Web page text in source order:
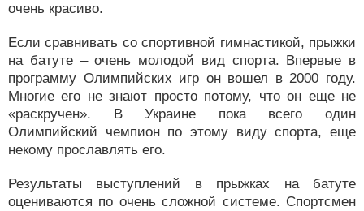
очень красиво.
Если сравнивать со спортивной гимнастикой, прыжки
на батуте – очень молодой вид спорта. Впервые в
программу Олимпийских игр он вошел в 2000 году.
Многие его не знают просто потому, что он еще не
«раскручен». В Украине пока всего один
Олимпийский чемпион по этому виду спорта, еще
некому прославлять его.
Результаты выступлений в прыжках на батуте
оцениваются по очень сложной системе. Спортсмен